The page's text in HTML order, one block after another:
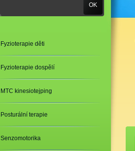
Fyzioterapie děti
Fyzioterapie dospělí
MTC kinesiotejping
Posturální terapie
Senzomotorika